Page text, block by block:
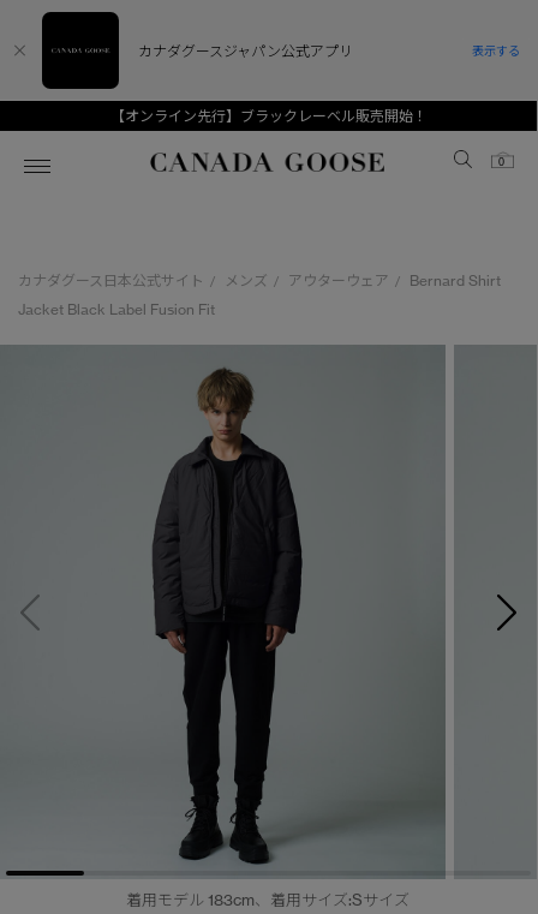
【オンライン先行】ブラックレーベル販売開始！
Canada Goose
0
スノーグース
アンバサダー
スプリングコレクション
ウィメンズ TOP
ベストセラー
FW26コレクション
サマー 26 コレクション
サマー 26 コレクションLOOK
日本限定モデル
スノーグース
メイドインジャパンTシャツ
アウターウェア
アパレル
アクセサリー
メンズ TOP
ベストセラー
FW26コレクション
サマー 26 コレクション
サマー 26 コレクションLOOK
日本限定モデル
スノーグース
メイドインジャパンTシャツ
アウターウェア
アパレル
アクセサリー
キッズ TOP
キッズ（2‐7歳)
ユース（6＋歳)
コレクション
CANADA GOOSE Generationsは、アウター
ウェアの下取り・再販を通じて、長く愛される製
品の価値を受け継いでいきます。
アーカイブの希少なピースもご覧いただけます。
詳しく見る
カナダグース日本公式サイト / メンズ / アウターウェア /
Bernard Shirt
Jacket Black Label Fusion Fit
着用モデル 183cm、着用サイズ:Sサイズ
カナダグースジャパン公式アプリ 表示する